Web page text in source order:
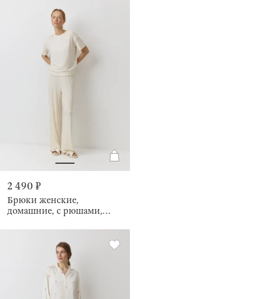
2 490 ₽
Брюки женские,
домашние, с рюшами,